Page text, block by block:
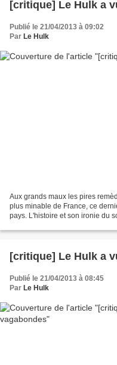
[critique] Le Hulk a
Publié le 21/04/2013 à 09:02
Par Le Hulk
Aux grands maux les pires
plus minable de France, ce
pays. L'histoire et son ironie du
[critique] Le Hulk a
Publié le 21/04/2013 à 08:45
Par Le Hulk